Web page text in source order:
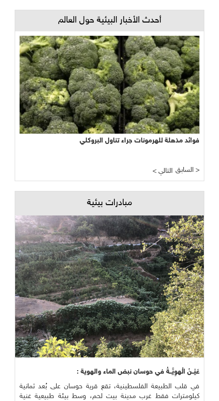
أحدث الأخبار البيئية حول العالم
فوائد مذهلة للهرمونات جراء تناول البروكلي
< التالي السابق >
مبادرات بيئية
عَيْــنُ الْهوِيَّــةُ في حوسان نبض الماء والهوية :
في قلب الطبيعة الفلسطينية، تقع قرية حوسان على بُعد ثمانية
كيلومترات فقط غرب مدينة بيت لحم، وسط بيئة طبيعية غنية